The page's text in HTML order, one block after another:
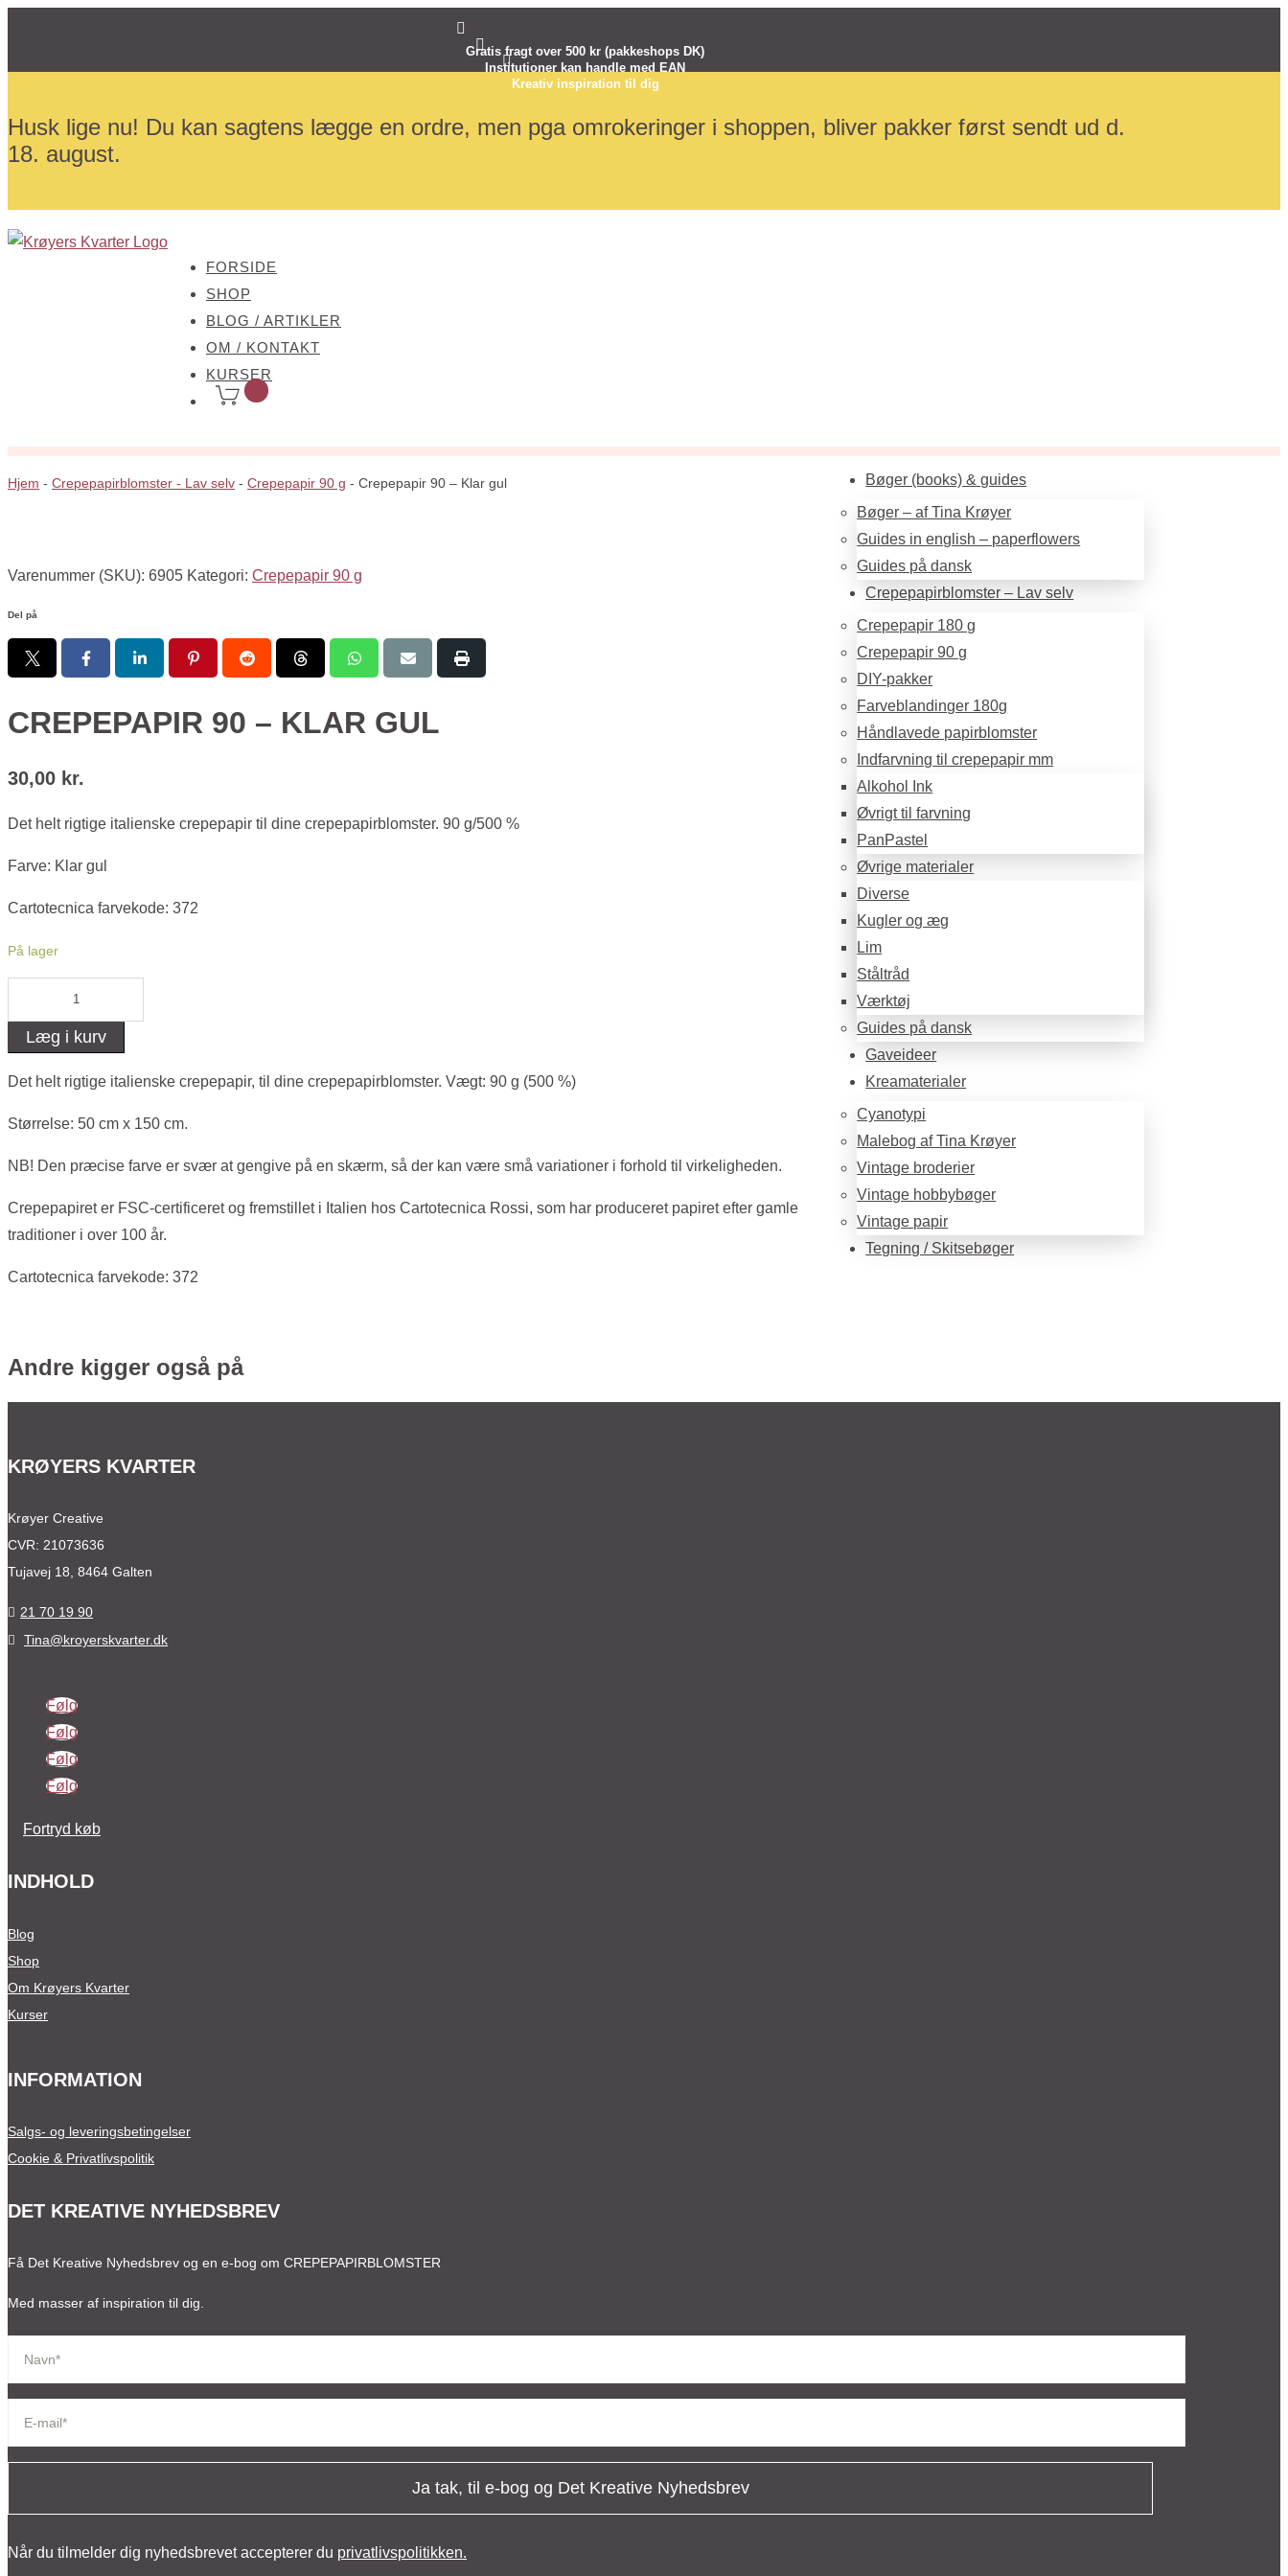

Gratis fragt over 500 kr (pakkeshops DK)

Institutioner kan handle med EAN

Kreativ inspiration til dig
Husk lige nu! Du kan sagtens lægge en ordre, men pga omrokeringer i shoppen, bliver pakker først sendt ud d.
18. august.
FORSIDE
SHOP
BLOG / ARTIKLER
OM / KONTAKT
KURSER
Bøger (books) & guides
Bøger – af Tina Krøyer
Guides in english – paperflowers
Guides på dansk
Crepepapirblomster – Lav selv
Crepepapir 180 g
Crepepapir 90 g
DIY-pakker
Farveblandinger 180g
Håndlavede papirblomster
Indfarvning til crepepapir mm
Alkohol Ink
Øvrigt til farvning
PanPastel
Øvrige materialer
Diverse
Kugler og æg
Lim
Ståltråd
Værktøj
Guides på dansk
Gaveideer
Kreamaterialer
Cyanotypi
Malebog af Tina Krøyer
Vintage broderier
Vintage hobbybøger
Vintage papir
Tegning / Skitsebøger
Hjem - Crepepapirblomster - Lav selv - Crepepapir 90 g - Crepepapir 90 – Klar gul
Varenummer (SKU): 6905 Kategori: Crepepapir 90 g
Del på
CREPEPAPIR 90 – KLAR GUL
30,00 kr.
Det helt rigtige italienske crepepapir til dine crepepapirblomster. 90 g/500 %
Farve: Klar gul
Cartotecnica farvekode: 372
På lager
Crepepapir
90
antal
Læg i kurv
Det helt rigtige italienske crepepapir, til dine crepepapirblomster. Vægt: 90 g (500 %)
Størrelse: 50 cm x 150 cm.
NB! Den præcise farve er svær at gengive på en skærm, så der kan være små variationer i forhold til virkeligheden.
Crepepapiret er FSC-certificeret og fremstillet i Italien hos Cartotecnica Rossi, som har produceret papiret efter gamle
traditioner i over 100 år.
Cartotecnica farvekode: 372
Andre kigger også på
KRØYERS KVARTER
Krøyer Creative
CVR: 21073636
Tujavej 18, 8464 Galten
 21 70 19 90
 Tina@kroyerskvarter.dk
Følg
Følg
Følg
Følg
Fortryd køb
INDHOLD
Blog
Shop
Om Krøyers Kvarter
Kurser
INFORMATION
Salgs- og leveringsbetingelser
Cookie & Privatlivspolitik
DET KREATIVE NYHEDSBREV
Få Det Kreative Nyhedsbrev og en e-bog om CREPEPAPIRBLOMSTER
Med masser af inspiration til dig.
Ja tak, til e-bog og Det Kreative Nyhedsbrev
Når du tilmelder dig nyhedsbrevet accepterer du privatlivspolitikken.